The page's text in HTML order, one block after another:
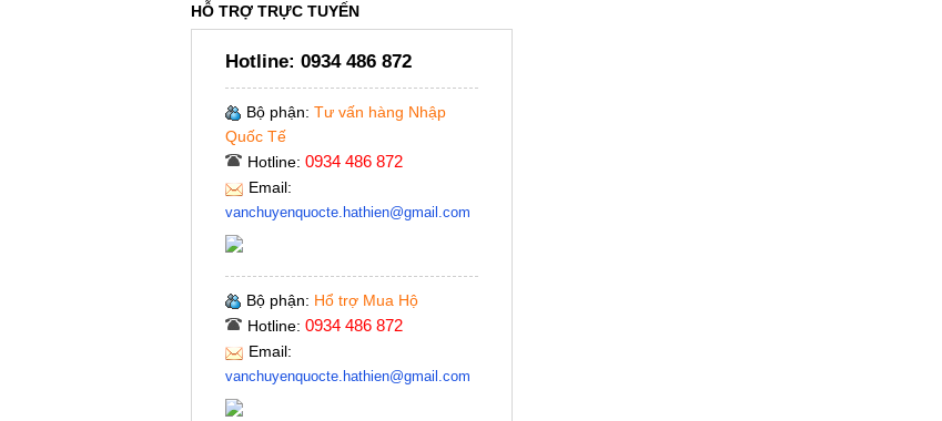
HỖ TRỢ TRỰC TUYẾN
Hotline: 0934 486 872
Bộ phận: Tư vấn hàng Nhập
Quốc Tế
Hotline: 0934 486 872
Email:
vanchuyenquocte.hathien@gmail.com
Bộ phận: Hổ trợ Mua Hộ
Hotline: 0934 486 872
Email:
vanchuyenquocte.hathien@gmail.com